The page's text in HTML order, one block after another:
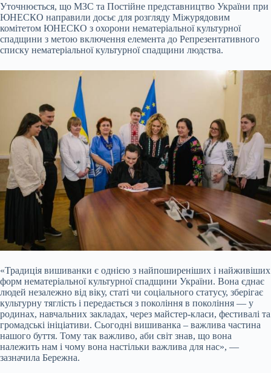
Уточнюється, що МЗС та Постійне представництво України при
ЮНЕСКО направили досьє для розгляду Міжурядовим
комітетом ЮНЕСКО з охорони нематеріальної культурної
спадщини з метою включення елемента до Репрезентативного
списку нематеріальної культурної спадщини людства.
«Традиція вишиванки є однією з найпоширеніших і найживіших
форм нематеріальної культурної спадщини України. Вона єднає
людей незалежно від віку, статі чи соціального статусу, зберігає
культурну тяглість і передається з покоління в покоління — у
родинах, навчальних закладах, через майстер-класи, фестивалі та
громадські ініціативи. Сьогодні вишиванка – важлива частина
нашого буття. Тому так важливо, аби світ знав, що вона
належить нам і чому вона настільки важлива для нас», —
зазначила Бережна.